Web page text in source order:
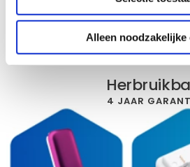
Alleen noodzakelijke
Wat zit er in
4 JAAR